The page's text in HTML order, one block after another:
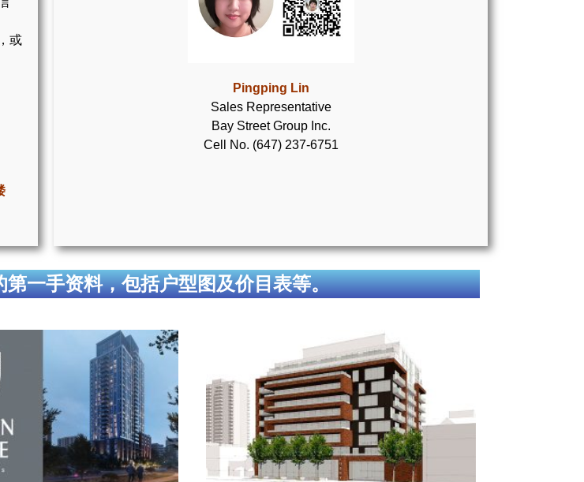
或
Pingping Lin
Sales Representative
Bay Street Group Inc.
Cell No. (647) 237-6751
一手资料，包括户型图及价目表等。